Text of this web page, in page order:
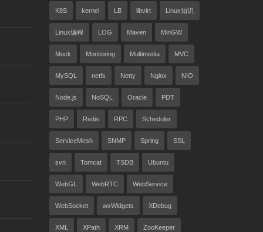
K8S kernel LB libvirt Linux知识
Linux编程 LOG Maven MinGW
Mock Monitoring Multimedia MVC
MySQL netfs Netty Nginx NIO
Node.js NoSQL Oracle PDT
PHP Redis RPC Scheduler
ServiceMesh SNMP Spring SSL
svn Tomcat TSDB Ubuntu
WebGL WebRTC WebService
WebSocket wxWidgets XDebug
XML XPath XRM ZooKeeper